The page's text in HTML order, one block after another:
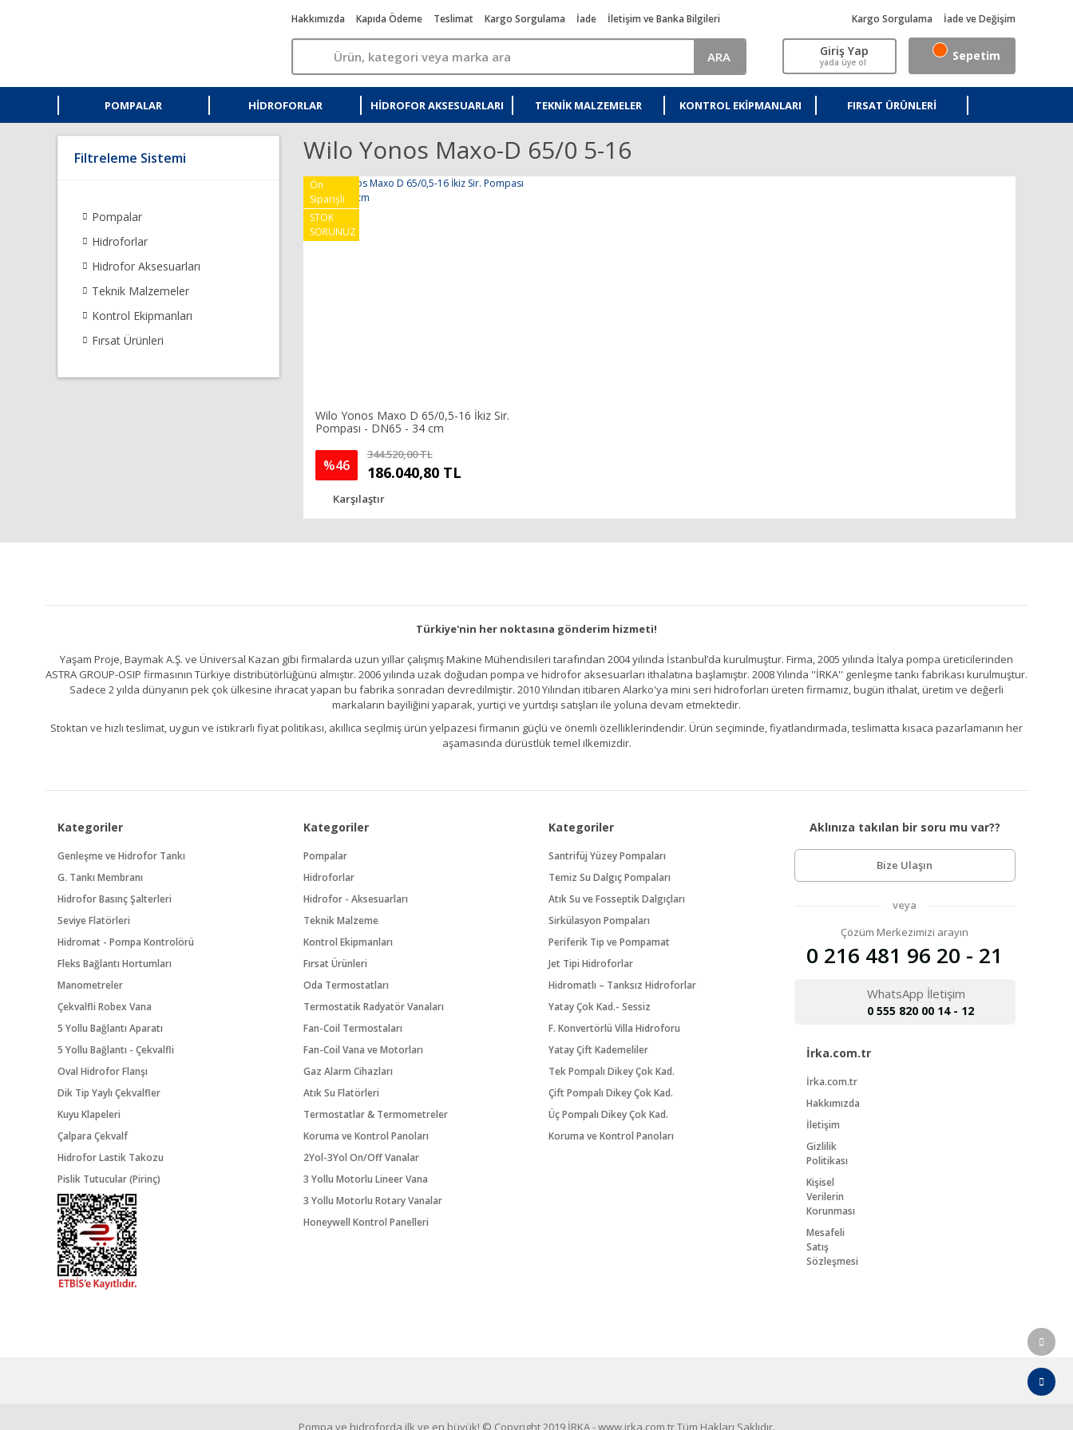
Hakkımızda Kapıda Ödeme Teslimat Kargo Sorgulama İade İletişim ve Banka Bilgileri
ARA
Kargo Sorgulama İade ve Değişim
Giriş Yap
yada üye ol Sepetim
POMPALAR HIDROFORLAR HIDROFOR AKSESUARLARI TEKNIK MALZEMELER KONTROL EKIPMANLARI FIRSAT ÜRÜNLERI
Filtreleme Sistemi
Pompalar
Hidroforlar
Hidrofor Aksesuarları
Teknik Malzemeler
Kontrol Ekipmanları
Fırsat Ürünleri
Wilo Yonos Maxo-D 65/0 5-16
Ön
Siparişli
STOK
SORUNUZ
Wilo Yonos Maxo D 65/0,5-16 İkiz Sir.
Pompası - DN65 - 34 cm
%46
344.520,00 TL
186.040,80 TL
Karşılaştır
Türkiye'nin her noktasına gönderim hizmeti!
Yaşam Proje, Baymak A.Ş. ve Üniversal Kazan gibi firmalarda uzun yıllar çalışmış Makine Mühendisileri tarafından 2004 yılında İstanbul’da kurulmuştur. Firma, 2005 yılında İtalya pompa üreticilerinden
ASTRA GROUP-OSIP firmasının Türkiye distribütörlüğünü almıştır. 2006 yılında uzak doğudan pompa ve hidrofor aksesuarları ithalatına başlamıştır. 2008 Yılında ''İRKA'' genleşme tankı fabrikası kurulmuştur.
Sadece 2 yılda dünyanın pek çok ülkesine ihracat yapan bu fabrika sonradan devredilmiştir. 2010 Yılından itibaren Alarko'ya mini seri hidroforları üreten firmamız, bugün ithalat, üretim ve değerli
markaların bayiliğini yaparak, yurtiçi ve yurtdışı satışları ile yoluna devam etmektedir.
Stoktan ve hızlı teslimat, uygun ve istikrarlı fiyat politikası, akıllıca seçilmiş ürün yelpazesi firmanın güçlü ve önemli özelliklerindendir. Ürün seçiminde, fiyatlandırmada, teslimatta kısaca pazarlamanın her
aşamasında dürüstlük temel ilkemizdir.
Kategoriler
Genleşme ve Hidrofor Tankı
G. Tankı Membranı
Hidrofor Basınç Şalterleri
Seviye Flatörleri
Hidromat - Pompa Kontrolörü
Fleks Bağlantı Hortumları
Manometreler
Çekvalfli Robex Vana
5 Yollu Bağlantı Aparatı
5 Yollu Bağlantı - Çekvalfli
Oval Hidrofor Flanşı
Dik Tip Yaylı Çekvalfler
Kuyu Klapeleri
Çalpara Çekvalf
Hidrofor Lastik Takozu
Pislik Tutucular (Pirinç)
Kategoriler
Pompalar
Hidroforlar
Hidrofor - Aksesuarları
Teknik Malzeme
Kontrol Ekipmanları
Fırsat Ürünleri
Oda Termostatları
Termostatik Radyatör Vanaları
Fan-Coil Termostaları
Fan-Coil Vana ve Motorları
Gaz Alarm Cihazları
Atık Su Flatörleri
Termostatlar & Termometreler
Koruma ve Kontrol Panoları
2Yol-3Yol On/Off Vanalar
3 Yollu Motorlu Lineer Vana
3 Yollu Motorlu Rotary Vanalar
Honeywell Kontrol Panelleri
Kategoriler
Santrifüj Yüzey Pompaları
Temiz Su Dalgıç Pompaları
Atık Su ve Fosseptik Dalgıçları
Sirkülasyon Pompaları
Periferik Tip ve Pompamat
Jet Tipi Hidroforlar
Hidromatlı – Tanksız Hidroforlar
Yatay Çok Kad.- Sessiz
F. Konvertörlü Villa Hidroforu
Yatay Çift Kademeliler
Tek Pompalı Dikey Çok Kad.
Çift Pompalı Dikey Çok Kad.
Üç Pompalı Dikey Çok Kad.
Koruma ve Kontrol Panoları
Aklınıza takılan bir soru mu var??
Bize Ulaşın
veya
Çözüm Merkezimizi arayın
0 216 481 96 20 - 21
WhatsApp İletişim
0 555 820 00 14 - 12
İrka.com.tr
İrka.com.tr
Hakkımızda
İletişim
Gizlilik
Politikası
Kişisel
Verilerin
Korunması
Mesafeli
Satış
Sözleşmesi